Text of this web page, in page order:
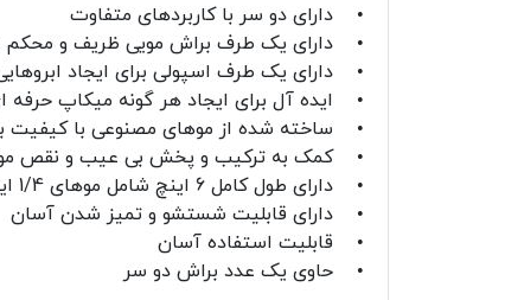
• دارای دو سر با کاربردهای متفاوت
• دارای یک طرف براش مویی ظریف و
• دارای یک طرف اسپولی برای ایجاد
• ایده آل برای ایجاد هر گونه میکاپ
• ساخته شده از موهای مصنوعی با کیفیت
• کمک به ترکیب و پخش بی عیب و نقص
• دارای طول کامل 6 اینچ شامل موهای 1/4 اینچ و اسپولی 1 اینچی
• دارای قابلیت شستشو و تمیز شدن آسان
• قابلیت استفاده آسان
• حاوی یک عدد براش دو سر